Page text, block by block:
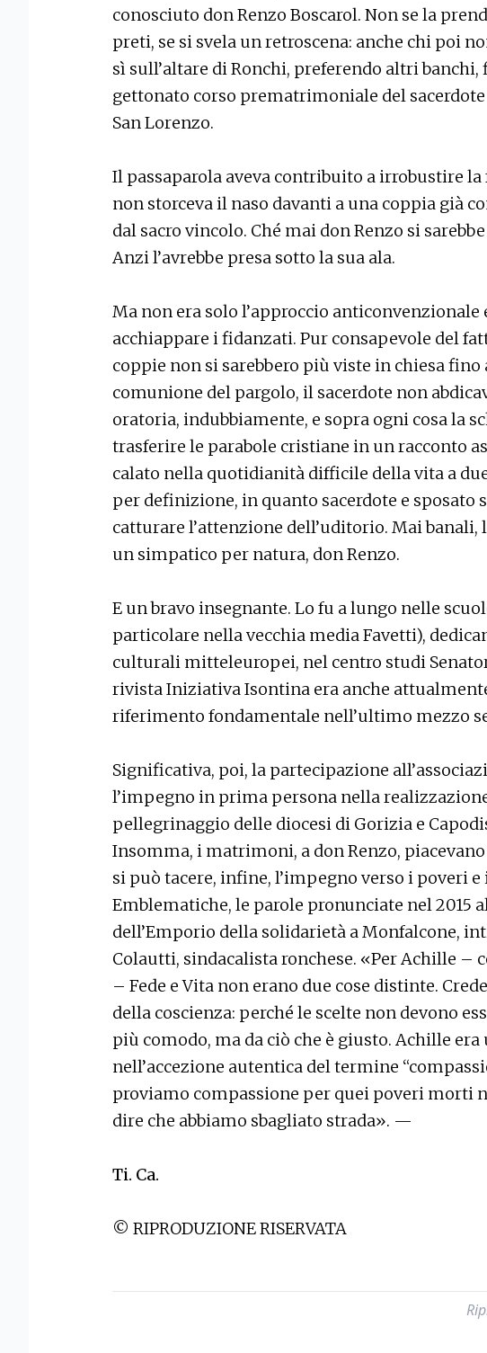
conosciuto don Renzo Boscarol. Non se la
preti, se si svela un retroscena: anche chi poi
sì sull’altare di Ronchi, preferendo altri
gettonato corso prematrimoniale del
San Lorenzo.
Il passaparola aveva contribuito a irrobustire la
non storceva il naso davanti a una coppia già
dal sacro vincolo. Ché mai don Renzo si
Anzi l’avrebbe presa sotto la sua ala.
Ma non era solo l’approccio
acchiappare i fidanzati. Pur consapevole del
coppie non si sarebbero più viste in chiesa fino
comunione del pargolo, il sacerdote non
oratoria, indubbiamente, e sopra ogni cosa la
trasferire le parabole cristiane in un racconto
calato nella quotidianità difficile della vita a
per definizione, in quanto sacerdote e sposato
catturare l’attenzione dell’uditorio. Mai banali,
un simpatico per natura, don Renzo.
E un bravo insegnante. Lo fu a lungo nelle
particolare nella vecchia media Favetti),
culturali mitteleuropei, nel centro studi
rivista Iniziativa Isontina era anche
riferimento fondamentale nell’ultimo mezzo
Significativa, poi, la partecipazione
l’impegno in prima persona nella
pellegrinaggio delle diocesi di Gorizia e
Insomma, i matrimoni, a don Renzo,
si può tacere, infine, l’impegno verso i poveri
Emblematiche, le parole pronunciate nel 2015
dell’Emporio della solidarietà a Monfalcone,
Colautti, sindacalista ronchese. «Per Achille –
– Fede e Vita non erano due cose distinte.
della coscienza: perché le scelte non devono
più comodo, ma da ciò che è giusto. Achille era
nell’accezione autentica del termine
proviamo compassione per quei poveri morti
dire che abbiamo sbagliato strada». —
Ti. Ca.
© RIPRODUZIONE RISERVATA